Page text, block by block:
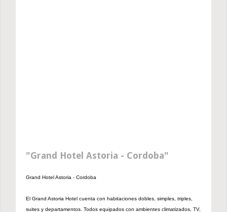
Grand Hotel Astoria - Cordoba
Grand Hotel Astoria - Cordoba
El Grand Astoria Hotel cuenta con habitaciones dobles, simples, triples,
suites y departamentos. Todos equipados con ambientes climatizados, TV,